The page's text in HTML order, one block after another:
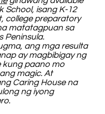
School, isang K-12
college preparatory
matatagpuan sa
Peninsula.
ang mga resulta
ay magbibigay ng
kung paano mo
magic. At
Caring House na
ng iyong